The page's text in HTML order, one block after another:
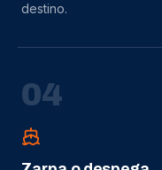
destino.
04